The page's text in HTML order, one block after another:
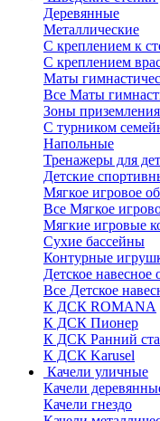
Деревянные
Металлические
С креплением к
С креплением
Маты
Все Маты
Зоны приземления
С турником
Напольные
Тренажеры для
Детские
Мягкое игровое
Все Мягкое
Мягкие игровые
Сухие бассейны
Контурные
Детское навесное
Все Детское
К ДСК ROMANA
К ДСК Пионер
К ДСК Ранний
К ДСК Karusel
Качели уличные
Качели
Качели гнездо